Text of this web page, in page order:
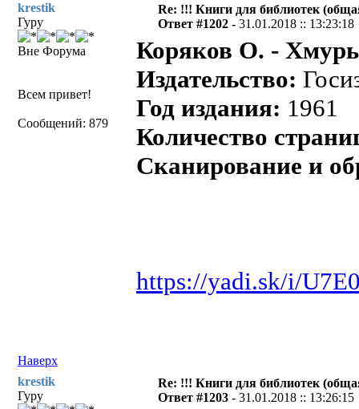
krestik
Гуру
Вне Форума
Всем привет!
Сообщений: 879
Re: !!! Книги для библиотек
Ответ #1202 -31.01.2018 :: 13:23:18
Коряков О. -
Издательство:
Год издания: 1961
Количество
Сканирование и
https://yadi.sk/i/
Наверх
krestik
Гуру
Re: !!! Книги для библиотек
Ответ #1203 -31.01.2018 :: 13:26:15